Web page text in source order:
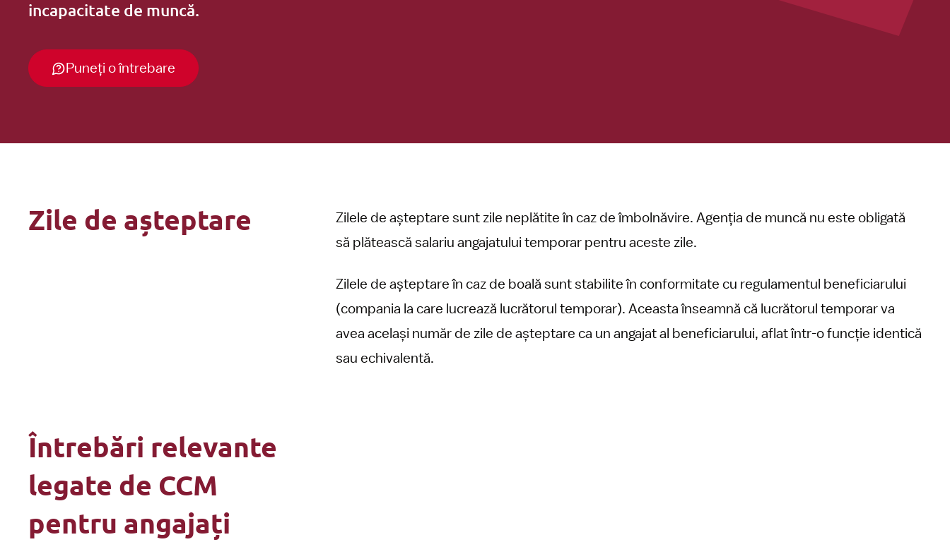
incapacitate de muncă.
Puneți o întrebare
Zile de așteptare
Zilele de așteptare sunt zile neplătite în caz de îmbolnăvire. Agenția de muncă nu este obligată
să plătească salariu angajatului temporar pentru aceste zile.
Zilele de așteptare în caz de boală sunt stabilite în conformitate cu regulamentul beneficiarului
(compania la care lucrează lucrătorul temporar). Aceasta înseamnă că lucrătorul temporar va
avea același număr de zile de așteptare ca un angajat al beneficiarului, aflat într-o funcție identică
sau echivalentă.
Întrebări relevante
legate de CCM
pentru angajați